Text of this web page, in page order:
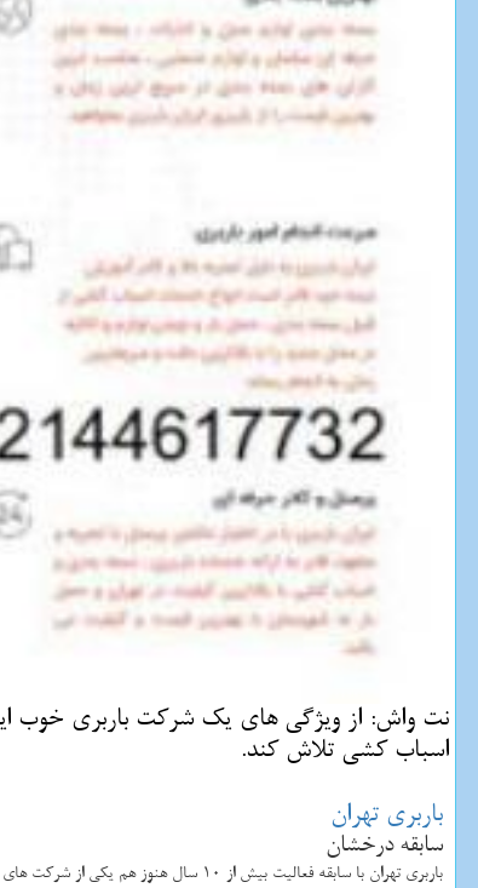
نت واش: از ویژگی های یك شركت باربری خوب
اسباب كشی تلاش كند.
باربری تهران
سابقه درخشان
باربری تهران با سابقه فعالیت بیش از 10 سال هنوز هم یکی از شرکت های باربری خوشنام در تهران می باشد که خدمات باربری را به هموطنان عزیز ارائه می دهد